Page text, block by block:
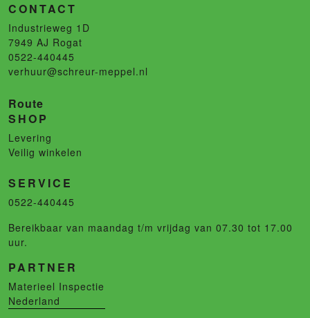
CONTACT
Industrieweg 1D
7949 AJ Rogat
0522-440445
verhuur@schreur-meppel.nl
Route
SHOP
Levering
Veilig winkelen
SERVICE
0522-440445
Bereikbaar van maandag t/m vrijdag van 07.30 tot 17.00
uur.
PARTNER
Materieel Inspectie
Nederland